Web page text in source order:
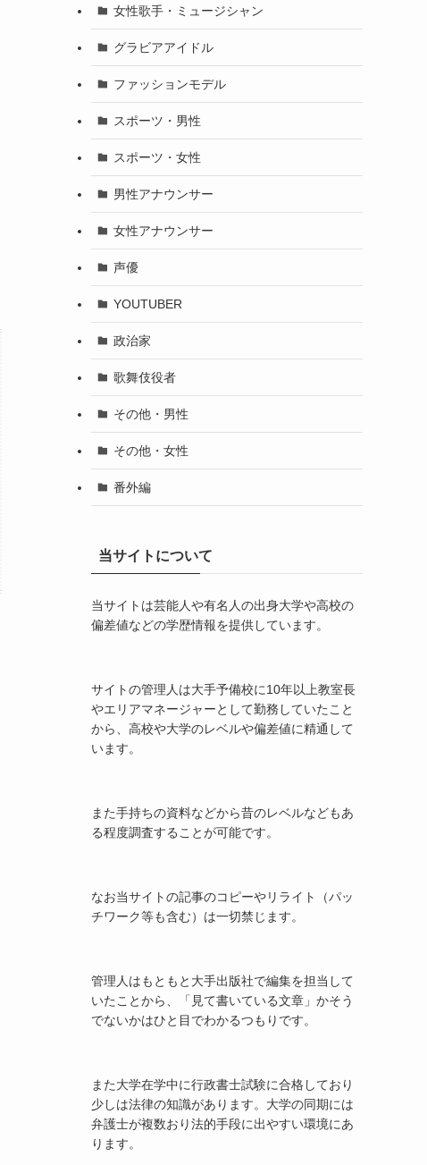
女性歌手・ミュージシャン
グラビアアイドル
ファッションモデル
スポーツ・男性
スポーツ・女性
男性アナウンサー
女性アナウンサー
声優
YOUTUBER
政治家
歌舞伎役者
その他・男性
その他・女性
番外編
当サイトについて
当サイトは芸能人や有名人の出身大学や高校の
偏差値などの学歴情報を提供しています。
サイトの管理人は大手予備校に10年以上教室長
やエリアマネージャーとして勤務していたこと
から、高校や大学のレベルや偏差値に精通して
います。
また手持ちの資料などから昔のレベルなどもあ
る程度調査することが可能です。
なお当サイトの記事のコピーやリライト（パッ
チワーク等も含む）は一切禁じます。
管理人はもともと大手出版社で編集を担当して
いたことから、「見て書いている文章」かそう
でないかはひと目でわかるつもりです。
また大学在学中に行政書士試験に合格しており
少しは法律の知識があります。大学の同期には
弁護士が複数おり法的手段に出やすい環境にあ
ります。